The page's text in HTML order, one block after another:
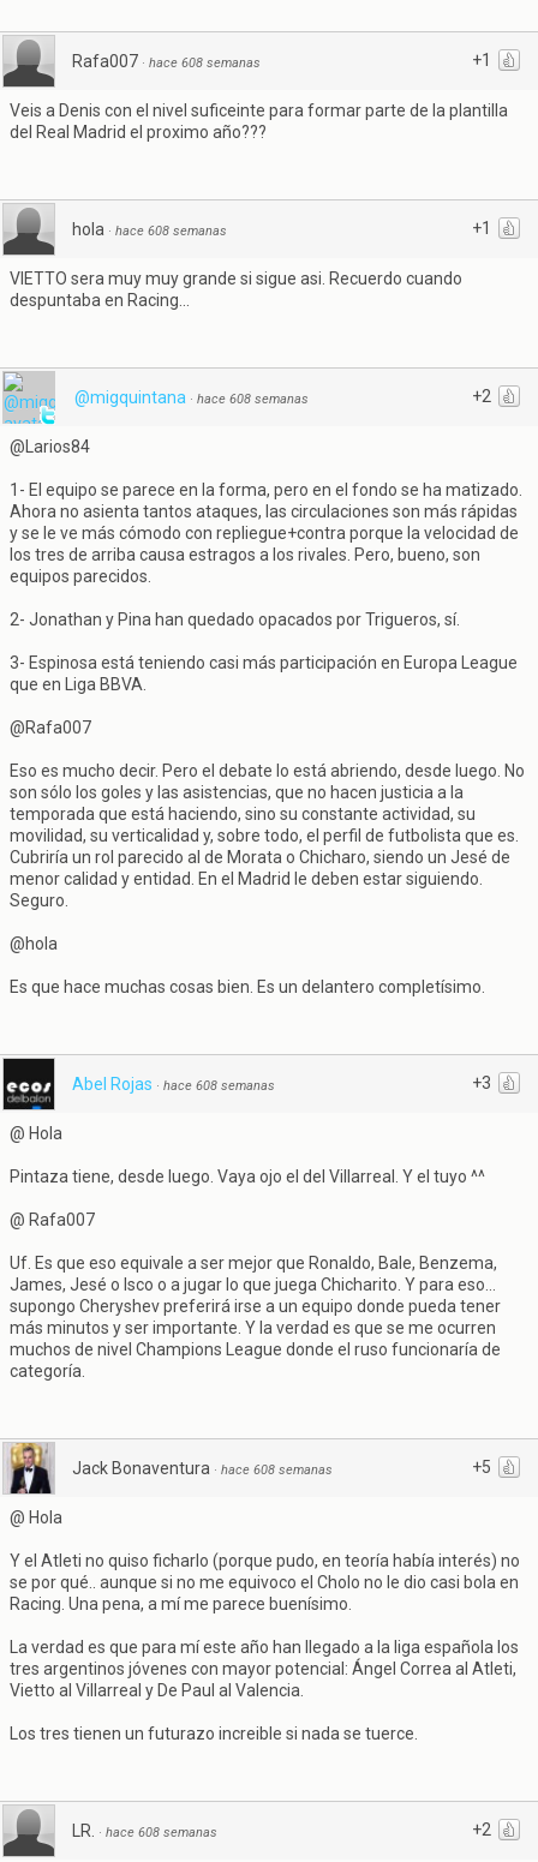
+1
Rafa007 · hace 608 semanas
Veis a Denis con el nivel suficeinte para formar parte de la plantilla
del Real Madrid el proximo año???
+1
hola · hace 608 semanas
VIETTO sera muy muy grande si sigue asi. Recuerdo cuando
despuntaba en Racing...
+2
@migquintana · hace 608 semanas
@Larios84
1- El equipo se parece en la forma, pero en el fondo se ha matizado.
Ahora no asienta tantos ataques, las circulaciones son más rápidas
y se le ve más cómodo con repliegue+contra porque la velocidad de
los tres de arriba causa estragos a los rivales. Pero, bueno, son
equipos parecidos.
2- Jonathan y Pina han quedado opacados por Trigueros, sí.
3- Espinosa está teniendo casi más participación en Europa League
que en Liga BBVA.
@Rafa007
Eso es mucho decir. Pero el debate lo está abriendo, desde luego. No
son sólo los goles y las asistencias, que no hacen justicia a la
temporada que está haciendo, sino su constante actividad, su
movilidad, su verticalidad y, sobre todo, el perfil de futbolista que es.
Cubriría un rol parecido al de Morata o Chicharo, siendo un Jesé de
menor calidad y entidad. En el Madrid le deben estar siguiendo.
Seguro.
@hola
Es que hace muchas cosas bien. Es un delantero completísimo.
+3
Abel Rojas · hace 608 semanas
@ Hola
Pintaza tiene, desde luego. Vaya ojo el del Villarreal. Y el tuyo ^^
@ Rafa007
Uf. Es que eso equivale a ser mejor que Ronaldo, Bale, Benzema,
James, Jesé o Isco o a jugar lo que juega Chicharito. Y para eso...
supongo Cheryshev preferirá irse a un equipo donde pueda tener
más minutos y ser importante. Y la verdad es que se me ocurren
muchos de nivel Champions League donde el ruso funcionaría de
categoría.
+5
Jack Bonaventura · hace 608 semanas
@ Hola
Y el Atleti no quiso ficharlo (porque pudo, en teoría había interés) no
se por qué.. aunque si no me equivoco el Cholo no le dio casi bola en
Racing. Una pena, a mí me parece buenísimo.
La verdad es que para mí este año han llegado a la liga española los
tres argentinos jóvenes con mayor potencial: Ángel Correa al Atleti,
Vietto al Villarreal y De Paul al Valencia.
Los tres tienen un futurazo increible si nada se tuerce.
+2
LR. · hace 608 semanas